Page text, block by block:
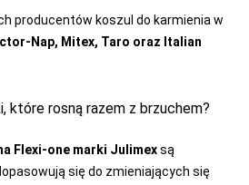
producentów koszul do karmienia w
Nap, Mitex, Taro oraz Italian
które rosną razem z brzuchem?
Flexi-one marki Julimexsą
się do zmieniających się